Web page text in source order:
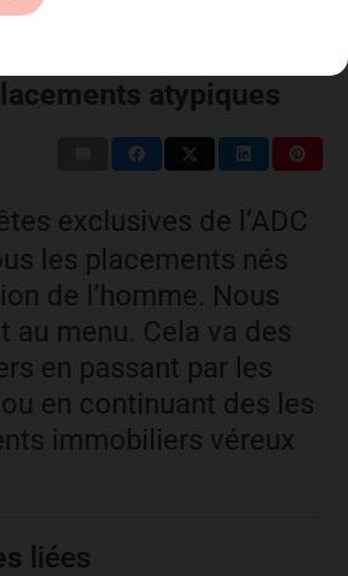
atypiques
exclusives de l’ADC
les placements nés
de l’homme. Nous
au menu. Cela va des
en passant par les
en continuant des les
immobiliers véreux
liées